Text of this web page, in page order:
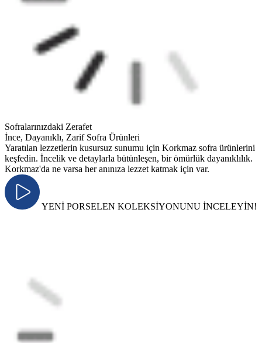
Sofralarınızdaki Zerafet
İnce, Dayanıklı, Zarif Sofra Ürünleri
Yaratılan lezzetlerin kusursuz sunumu için Korkmaz sofra ürünlerini
keşfedin. İncelik ve detaylarla bütünleşen, bir ömürlük dayanıklılık.
Korkmaz'da ne varsa her anınıza lezzet katmak için var.
YENİ PORSELEN KOLEKSİYONUNU İNCELEYİN!